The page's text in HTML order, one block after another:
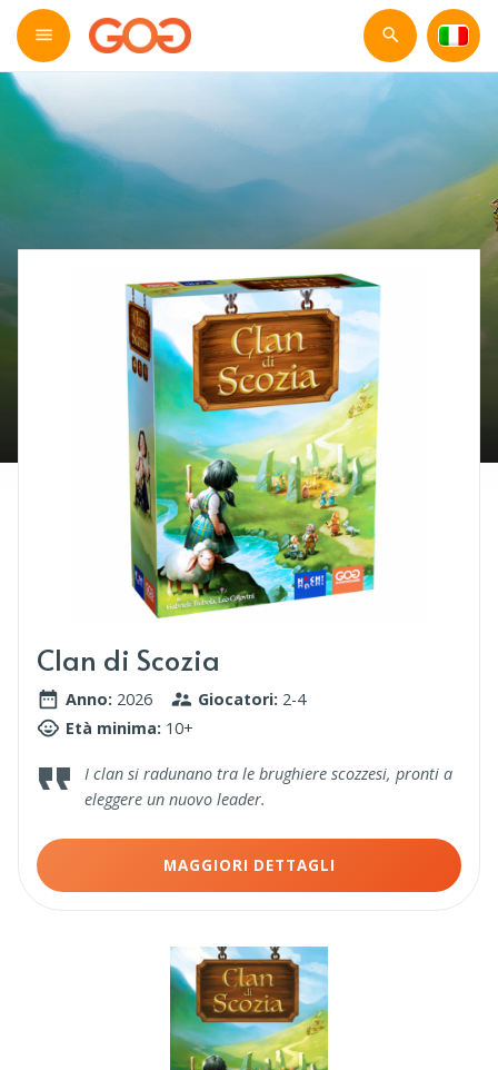
Clan di Scozia
Anno: 2026 Giocatori: 2-4
Età minima: 10+
I clan si radunano tra le brughiere scozzesi, pronti a
eleggere un nuovo leader.
MAGGIORI DETTAGLI